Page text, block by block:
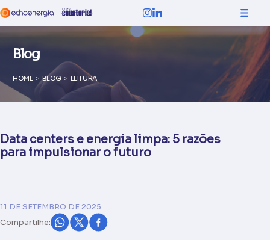
Blog
HOME > BLOG > LEITURA
Data centers e energia limpa: 5 razões
para impulsionar o futuro
11 DE SETEMBRO DE 2025
Compartilhe: